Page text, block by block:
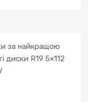
за найкращою
диски R19 5×112